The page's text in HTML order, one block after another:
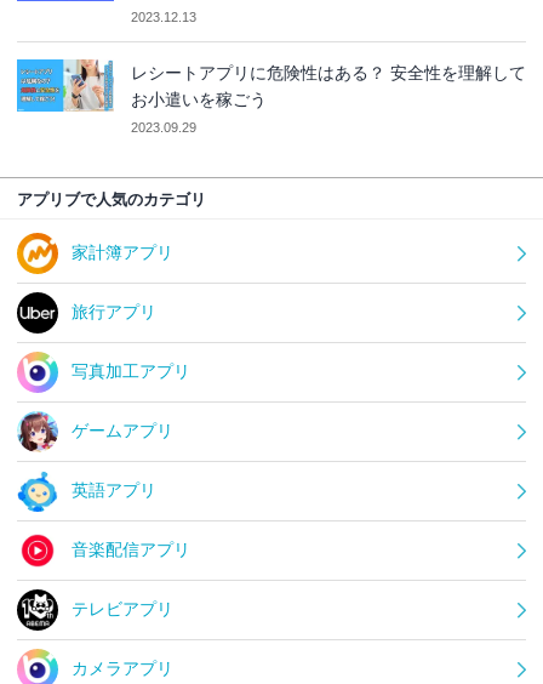
2023.12.13
レシートアプリに危険性はある？ 安全性を理解して
お小遣いを稼ごう
2023.09.29
アプリブで人気のカテゴリ
家計簿アプリ
旅行アプリ
写真加工アプリ
ゲームアプリ
英語アプリ
音楽配信アプリ
テレビアプリ
カメラアプリ